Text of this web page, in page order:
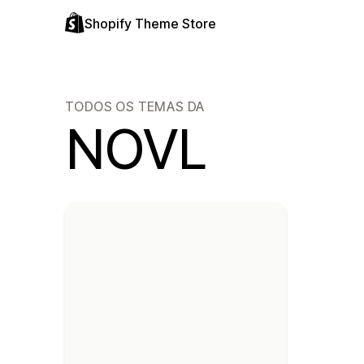
Shopify Theme Store
TODOS OS TEMAS DA
NOVL